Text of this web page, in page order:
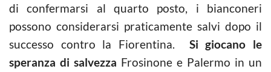
di confermarsi al quarto posto, i bianconeri
possono considerarsi praticamente salvi dopo il
successo contro la Fiorentina.
Si giocano le
speranza di salvezza Frosinone e Palermo in un